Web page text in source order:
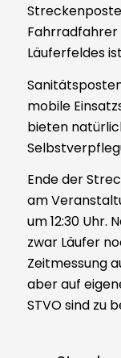
Fahrradfahrer
Läuferfeldes
mobile
bieten
Ende der
am
um 12:30 Uhr.
zwar Läufer
Zeitmessung
aber auf
STVO sind zu